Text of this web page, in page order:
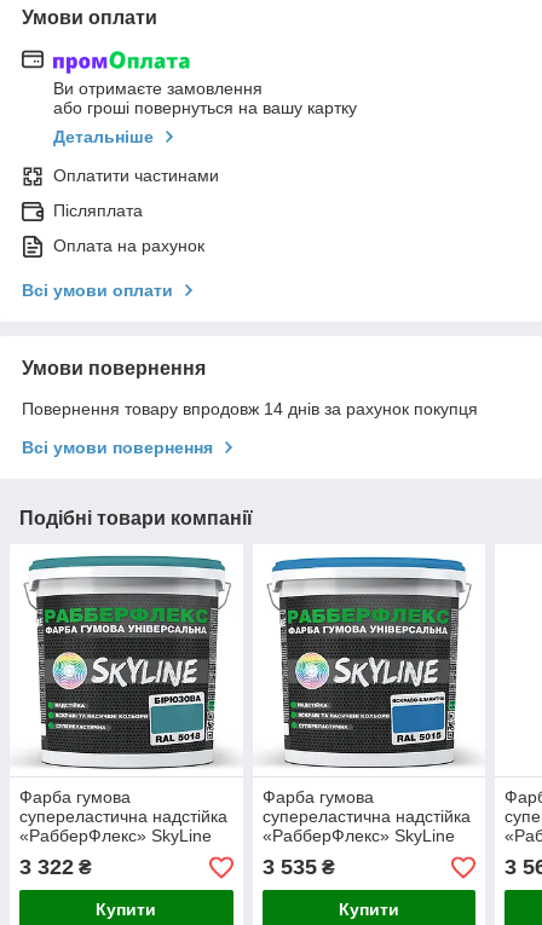
Умови оплати
Ви отримаєте замовлення
або гроші повернуться на вашу картку
Детальніше
Оплатити частинами
Післяплата
Оплата на рахунок
Всі умови оплати
Умови повернення
Повернення товару впродовж 14 днів за рахунок покупця
Всі умови повернення
Подібні товари компанії
Фарба гумова
супереластична надстійка
«РабберФлекс» SkyLine
Бірюзова RAL 5018 18 кг
3 322 ₴
Купити
Фарба гумова
супереластична надстійка
«РабберФлекс» SkyLine
Яскраво-блакитний RAL
5015 18 кг
3 535₴
Купити
3